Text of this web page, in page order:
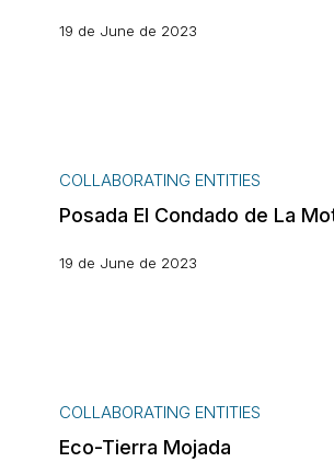
19 de June de 2023
Mota
COLLABORATING ENTITIES
Posada El Condado de La
19 de June de 2023
TierraCOLLABORATING ENTITIES
Eco-Tierra Mojada